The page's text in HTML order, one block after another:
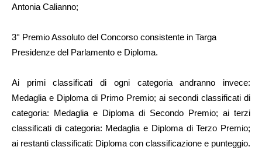
Antonia Calianno;
3° Premio Assoluto del Concorso consistente in Targa
Presidenze del Parlamento e Diploma.
Ai primi classificati di ogni categoria andranno invece:
Medaglia e Diploma di Primo Premio; ai secondi classificati di
categoria: Medaglia e Diploma di Secondo Premio; ai terzi
classificati di categoria: Medaglia e Diploma di Terzo Premio;
ai restanti classificati: Diploma con classificazione e punteggio.